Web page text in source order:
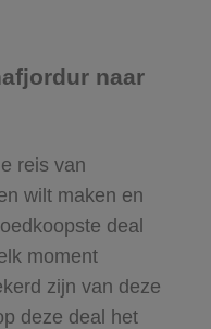
naar
reis van
wilt maken en
deal
moment
zijn van deze
deze deal het